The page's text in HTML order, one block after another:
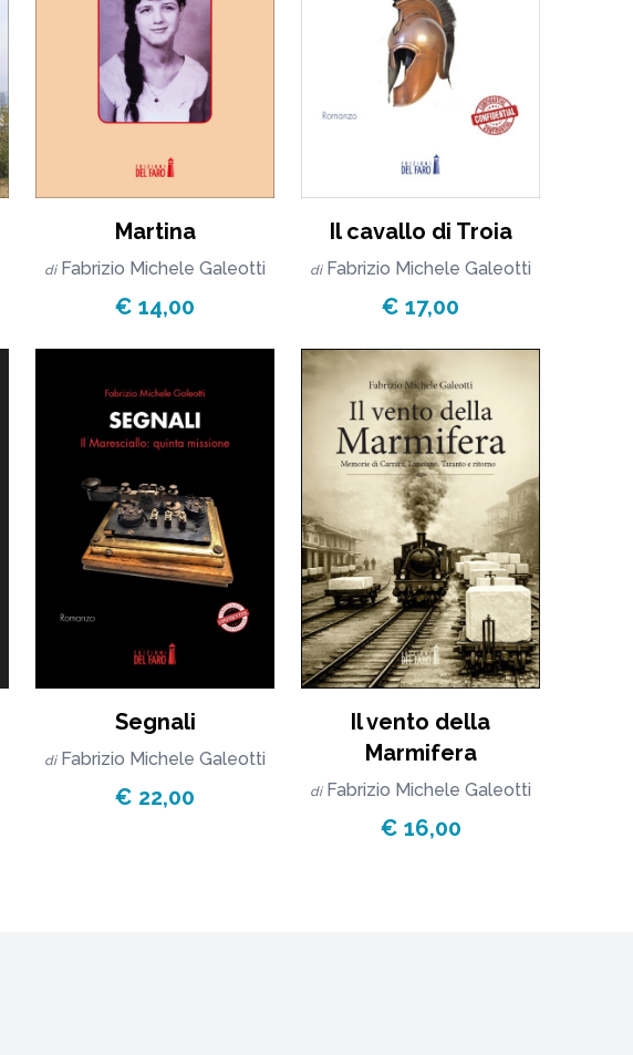
Martina
di Fabrizio Michele Galeotti
€ 14,00
Il cavallo di Troia
di Fabrizio Michele Galeotti
€ 17,00
Segnali
di Fabrizio Michele Galeotti
€ 22,00
Il vento della
Marmifera
di Fabrizio Michele Galeotti
€ 16,00